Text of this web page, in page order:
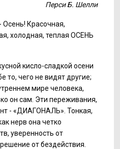
Перси Б. Шелли
Осень! Красочная,
холодная, теплая ОСЕНЬ
кисло-сладкой осени
то, чего не видят другие;
мире человека,
он сам. Эти переживания,
- «ДИАГОНАЛЬ». Тонкая,
нерв она четко
уверенность от
от бездействия.